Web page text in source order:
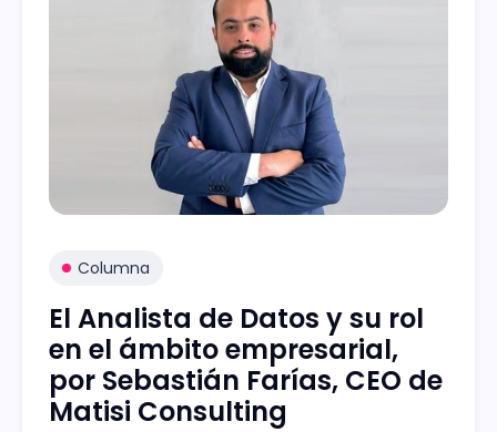
Columna
El Analista de Datos y su rol
en el ámbito empresarial,
por Sebastián Farías, CEO de
Matisi Consulting